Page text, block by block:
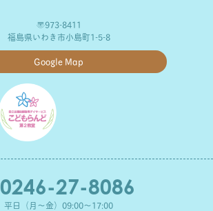
〒973-8411
福島県いわき市小島町1-5-8
Google Map
0246-27-8086
平日（月～金）09:00～17:00